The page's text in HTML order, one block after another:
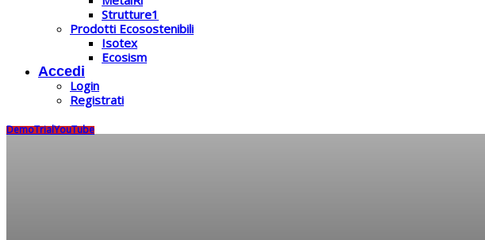
Strutture1
Prodotti Ecosostenibili
Isotex
Ecosism
Accedi
Login
Registrati
DemoTrialYouTube